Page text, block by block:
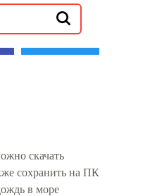
скачать
сохранить на ПК
в море